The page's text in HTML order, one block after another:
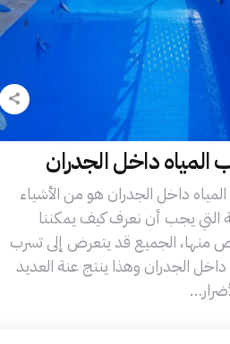
المياه داخل الجدران
داخل الجدران هو من الأشياء
التي يجب أن نعرف كيف يمكننا
منها، الجميع قد يتعرض إلى تسرب
داخل الجدران وهذا ينتج عنة العديد